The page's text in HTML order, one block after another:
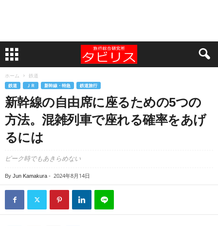
ホーム 鉄道
鉄道 ＪＲ 新幹線・特急 鉄道旅行
新幹線の自由席に座るための5つの
方法。混雑列車で座れる確率をあげ
るには
ピーク時でもあきらめない
By Jun Kamakura - 2024年8月14日